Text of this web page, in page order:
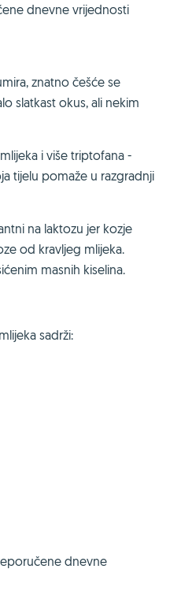
dnevne vrijednosti
znatno češće se
slatkast okus, ali nekim
i više triptofana -
tijelu pomaže u razgradnji
na laktozu jer kozje
od kravljeg mlijeka.
masnih kiselina.
sadrži:
dnevne